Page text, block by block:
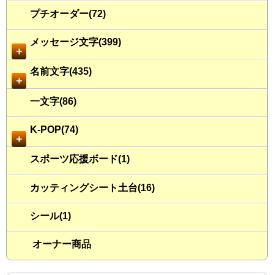
プチオーダー(72)
＋
メッセージ文字(399)
＋
名前文字(435)
一文字(86)
＋
K-POP(74)
スポーツ応援ボード(1)
カッティングシート土台(16)
シール(1)
オーナー商品